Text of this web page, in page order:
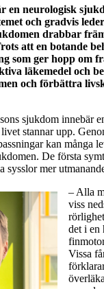
en neurologisk
och gradvis
drabbar
att en botande
som ger hopp om
läkemedel och
och förbättra
sjukdom innebär
stannar upp.
kan många
De första
sysslor mer
– Alla
viss
det i en
Vissa